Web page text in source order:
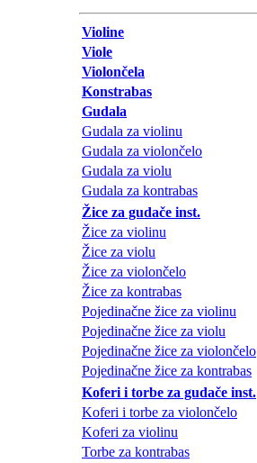
Violine
Viole
Violončela
Konstrabas
Gudala
Gudala za violinu
Gudala za violončelo
Gudala za violu
Gudala za kontrabas
Žice za gudače inst.
Žice za violinu
Žice za violu
Žice za violončelo
Žice za kontrabas
Pojedinačne žice za violinu
Pojedinačne žice za violu
Pojedinačne žice za violončelo
Pojedinačne žice za kontrabas
Koferi i torbe za gudače inst.
Koferi i torbe za violončelo
Koferi za violinu
Torbe za kontrabas